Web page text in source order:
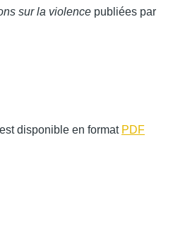
sur la violence publiées par
disponible en format PDF